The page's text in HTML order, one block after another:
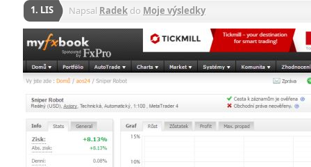
1. LIS Napsal Radek do Moje výsledky